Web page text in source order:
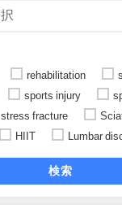
rehabilitation
sports injury
stress fracture
HIIT Lumbar
検索